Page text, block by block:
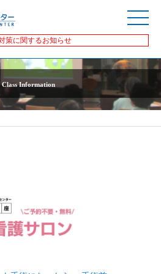
策に関するお知らせ
Class Information